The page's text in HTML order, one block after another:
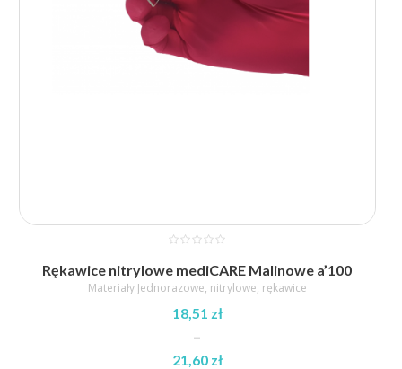
Rękawice nitrylowe mediCARE Malinowe a’100
Materiały Jednorazowe, nitrylowe, rękawice
18,51 zł
–
21,60 zł